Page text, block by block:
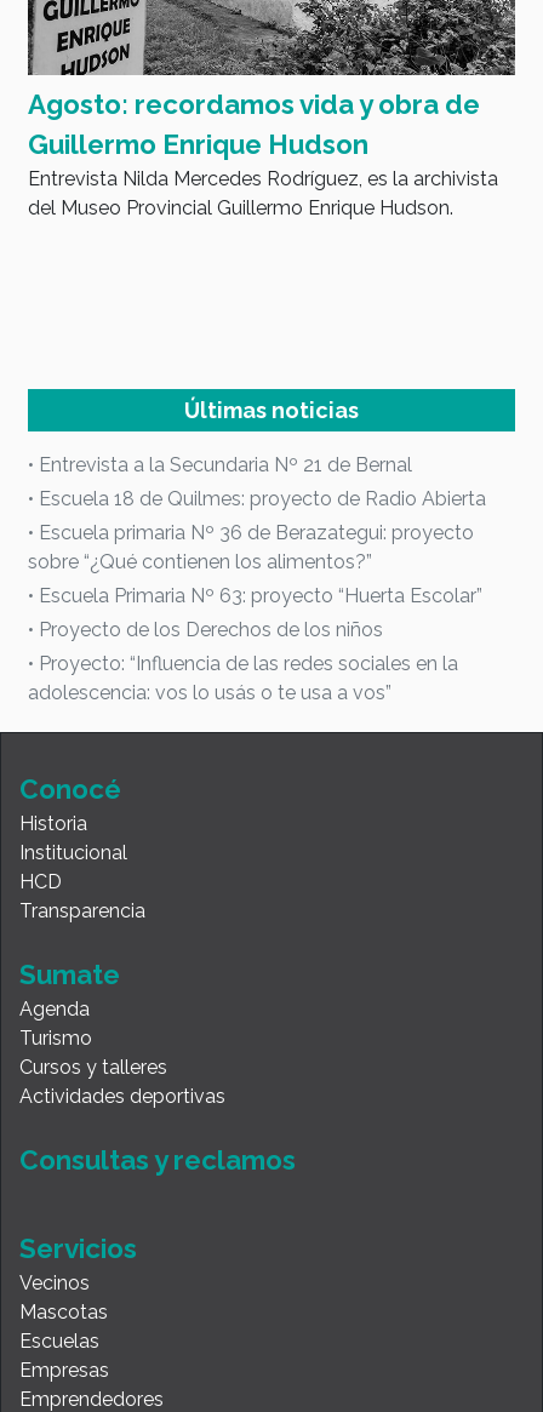
recordamos vida y obra de
Enrique Hudson
Nilda Mercedes Rodríguez, es la archivista
Provincial Guillermo Enrique Hudson.
Don
tu barrio”.
Últimas noticias
• Entrevista a la Secundaria Nº 21 de Bernal
• Escuela 18 de Quilmes: proyecto de Radio Abierta
• Escuela primaria Nº 36 de Berazategui: proyecto
sobre “¿Qué contienen los alimentos?”
• Escuela Primaria Nº 63: proyecto “Huerta Escolar”
• Proyecto de los Derechos de los niños
• Proyecto: “Influencia de las redes sociales en la
adolescencia: vos lo usás o te usa a vos”
Conocé
Historia
Institucional
HCD
Transparencia
Sumate
Agenda
Turismo
Cursos y talleres
Actividades deportivas
Consultas y reclamos
Servicios
Vecinos
Mascotas
Escuelas
Empresas
Emprendedores